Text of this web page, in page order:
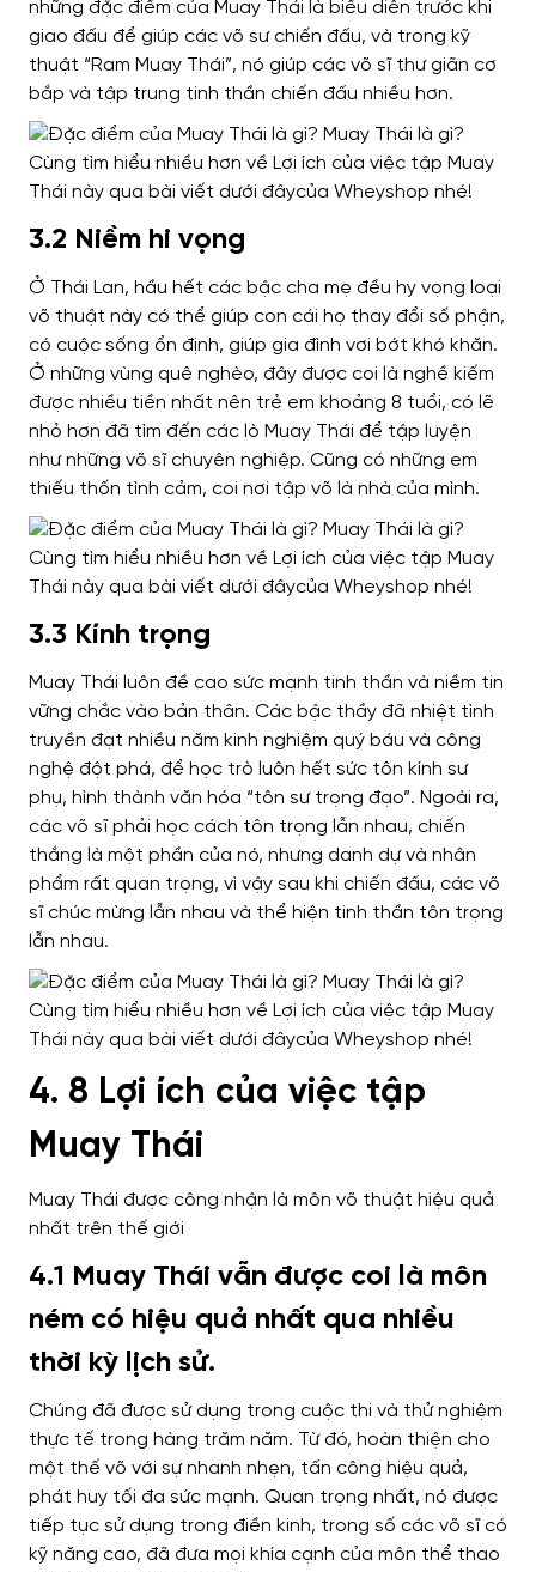
những đặc điểm của Muay Thái là biểu diễn trước khi
giao đấu để giúp các võ sư chiến đấu, và trong kỹ
thuật “Ram Muay Thái”, nó giúp các võ sĩ thư giãn cơ
bắp và tập trung tinh thần chiến đấu nhiều hơn.
3.2 Niềm hi vọng
Ở Thái Lan, hầu hết các bậc cha mẹ đều hy vọng loại
võ thuật này có thể giúp con cái họ thay đổi số phận,
có cuộc sống ổn định, giúp gia đình vơi bớt khó khăn.
Ở những vùng quê nghèo, đây được coi là nghề kiếm
được nhiều tiền nhất nên trẻ em khoảng 8 tuổi, có lẽ
nhỏ hơn đã tìm đến các lò Muay Thái để tập luyện
như những võ sĩ chuyên nghiệp. Cũng có những em
thiếu thốn tình cảm, coi nơi tập võ là nhà của mình.
3.3 Kính trọng
Muay Thái luôn đề cao sức mạnh tinh thần và niềm tin
vững chắc vào bản thân. Các bậc thầy đã nhiệt tình
truyền đạt nhiều năm kinh nghiệm quý báu và công
nghệ đột phá, để học trò luôn hết sức tôn kính sư
phụ, hình thành văn hóa “tôn sư trọng đạo”. Ngoài ra,
các võ sĩ phải học cách tôn trọng lẫn nhau, chiến
thắng là một phần của nó, nhưng danh dự và nhân
phẩm rất quan trọng, vì vậy sau khi chiến đấu, các võ
sĩ chúc mừng lẫn nhau và thể hiện tinh thần tôn trọng
lẫn nhau.
4. 8 Lợi ích của việc tập
Muay Thái
Muay Thái được công nhận là môn võ thuật hiệu quả
nhất trên thế giới
4.1 Muay Thái vẫn được coi là môn
ném có hiệu quả nhất qua nhiều
thời kỳ lịch sử.
Chúng đã được sử dụng trong cuộc thi và thử nghiệm
thực tế trong hàng trăm năm. Từ đó, hoàn thiện cho
một thế võ với sự nhanh nhẹn, tấn công hiệu quả,
phát huy tối đa sức mạnh. Quan trọng nhất, nó được
tiếp tục sử dụng trong điền kinh, trong số các võ sĩ có
kỹ năng cao, đã đưa mọi khía cạnh của môn thể thao